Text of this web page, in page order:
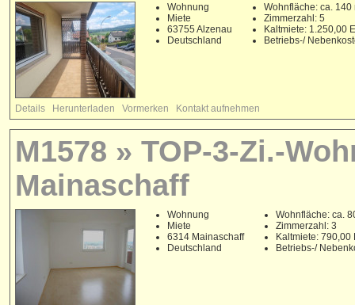
Wohnung
Miete
63755 Alzenau
Deutschland
Wohnfläche: ca. 140
Zimmerzahl: 5
Kaltmiete: 1.250,00
Betriebs-/
Details Herunterladen Vormerken Kontakt aufnehmen
M1578 » TOP-3-Zi.-
Mainaschaff
Wohnung
Miete
6314 Mainaschaff
Deutschland
Wohnfläche: ca.
Zimmerzahl: 3
Kaltmiete: 790,00
Betriebs-/